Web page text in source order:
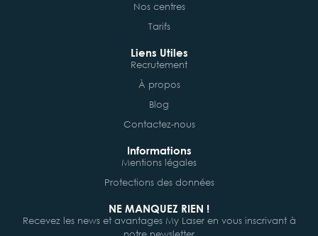
Nos centres
Tarifs
Liens Utiles
Recrutement
À propos
Blog
Contactez-nous
Informations
Mentions légales
Protections des données
NE MANQUEZ RIEN !
Recevez les news et avantages My Laser en vous inscrivant à